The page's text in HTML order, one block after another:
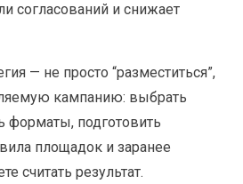
согласований и снижает
— не просто “разместиться”,
кампанию: выбрать
форматы, подготовить
площадок и заранее
считать результат.